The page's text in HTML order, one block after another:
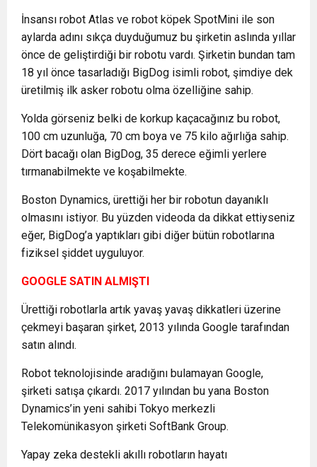
İnsansı robot Atlas ve robot köpek SpotMini ile son
aylarda adını sıkça duyduğumuz bu şirketin aslında yıllar
önce de geliştirdiği bir robotu vardı. Şirketin bundan tam
18 yıl önce tasarladığı BigDog isimli robot, şimdiye dek
üretilmiş ilk asker robotu olma özelliğine sahip.
Yolda görseniz belki de korkup kaçacağınız bu robot,
100 cm uzunluğa, 70 cm boya ve 75 kilo ağırlığa sahip.
Dört bacağı olan BigDog, 35 derece eğimli yerlere
tırmanabilmekte ve koşabilmekte.
Boston Dynamics, ürettiği her bir robotun dayanıklı
olmasını istiyor. Bu yüzden videoda da dikkat ettiyseniz
eğer, BigDog’a yaptıkları gibi diğer bütün robotlarına
fiziksel şiddet uyguluyor.
GOOGLE SATIN ALMIŞTI
Ürettiği robotlarla artık yavaş yavaş dikkatleri üzerine
çekmeyi başaran şirket, 2013 yılında Google tarafından
satın alındı.
Robot teknolojisinde aradığını bulamayan Google,
şirketi satışa çıkardı. 2017 yılından bu yana Boston
Dynamics’in yeni sahibi Tokyo merkezli
Telekomünikasyon şirketi SoftBank Group.
Yapay zeka destekli akıllı robotların hayatı